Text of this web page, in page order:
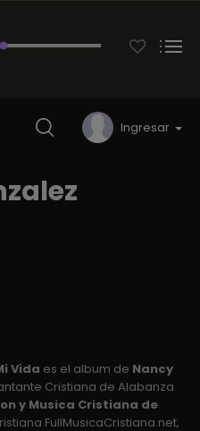
Ingresar
Vida es el album de Nancy
Cristiana de Alabanza
y Musica Cristiana de
FullMusicaCristiana.net,